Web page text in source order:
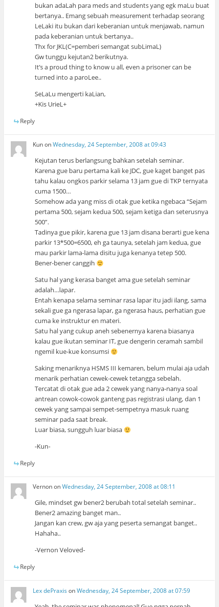
bukan adaLah para meds and students yang egk maLu buat
bertanya.. Emang sebuah measurement terhadap seorang
LeLaki itu bukan dari keberanian untuk menjawab, namun
pada keberanian untuk bertanya..
Thx for JKL(C=pemberi semangat subLimaL)
Gw tunggu kejutan2 berikutnya.
It’s a proud thing to know u all, even a prisoner can be
turned into a paroLee..
SeLaLu mengerti kaLian,
+Kis UrieL+
Reply
KunonWednesday, 24 September, 2008 at 09:43
Kejutan terus berlangsung bahkan setelah seminar.
Karena gue baru pertama kali ke JDC, gue kaget banget pas
tahu kalau ongkos parkir selama 13 jam gue di TKP ternyata
cuma 1500…
Somehow ada yang miss di otak gue ketika ngebaca “Sejam
pertama 500, sejam kedua 500, sejam ketiga dan seterusnya
500”.
Tadinya gue pikir, karena gue 13 jam disana berarti gue kena
parkir 13*500=6500, eh ga taunya, setelah jam kedua, gue
mau parkir lama-lama disitu juga kenanya tetep 500.
Bener-bener canggih
Satu hal yang kerasa banget ama gue setelah seminar
adalah…lapar.
Entah kenapa selama seminar rasa lapar itu jadi ilang, sama
sekali gue ga ngerasa lapar, ga ngerasa haus, perhatian gue
cuma ke instruktur en materi.
Satu hal yang cukup aneh sebenernya karena biasanya
kalau gue ikutan seminar IT, gue dengerin ceramah sambil
ngemil kue-kue konsumsi
Saking menariknya HSMS III kemaren, belum mulai aja udah
menarik perhatian cewek-cewek tetangga sebelah.
Tercatat di otak gue ada 2 cewek yang nanya-nanya soal
antrean cowok-cowok ganteng pas registrasi ulang, dan 1
cewek yang sampai sempet-sempetnya masuk ruang
seminar pada saat break.
Luar biasa, sungguh luar biasa
-Kun-
Reply
VernononWednesday, 24 September, 2008 at 08:11
Gile, mindset gw bener2 berubah total setelah seminar..
Bener2 amazing banget man..
Jangan kan crew, gw aja yang peserta semangat banget..
Hahaha..
-Vernon Veloved-
Reply
Lex dePraxis onWednesday, 24 September, 2008 at 07:59